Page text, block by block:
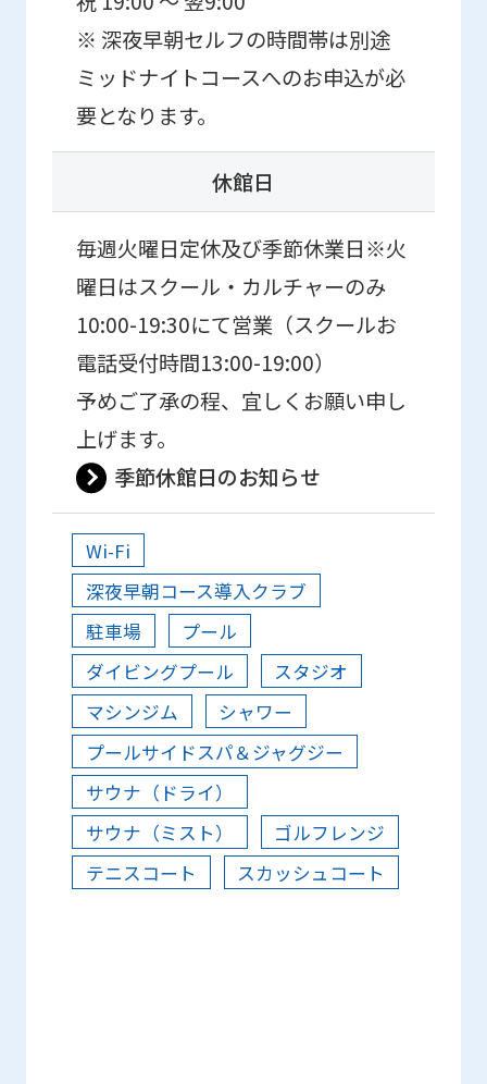
※ 深夜早朝セルフの時間帯は別途
ミッドナイトコースへのお申込が必
要となります。
休館日
毎週火曜日定休及び季節休業日※火
曜日はスクール・カルチャーのみ
10:00-19:30にて営業（スクールお
電話受付時間13:00-19:00）
予めご了承の程、宜しくお願い申し
上げます。
季節休館日のお知らせ
Wi-Fi
深夜早朝コース導入クラブ
駐車場
プール
ダイビングプール
スタジオ
マシンジム
シャワー
プールサイドスパ＆ジャグジー
サウナ（ドライ）
サウナ（ミスト）
ゴルフレンジ
テニスコート
スカッシュコート